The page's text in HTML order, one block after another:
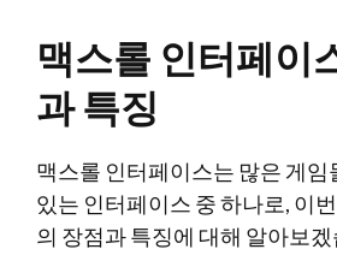
맥스롤 인터페이
과 특징
맥스롤 인터페이스는 많은 게임
있는 인터페이스 중 하나로, 이
의 장점과 특징에 대해 알아보